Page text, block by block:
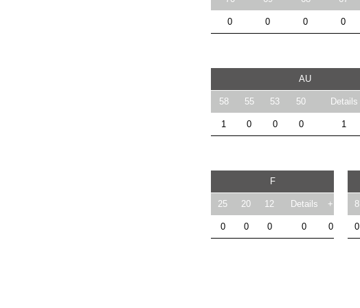
0 0 0 0
AU
58 55 53 50 Details
1 0 0 0 1
F
25 20 12 Details + 8
0 0 0 0 0 0